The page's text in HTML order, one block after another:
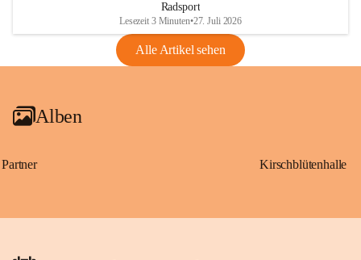
VBl. EU Nr. 18_2026
Radsport
Lesezeit 3 Minuten•27. Juli 2026
Alle Artikel sehen
Alben
Partner Kirschblütenhalle